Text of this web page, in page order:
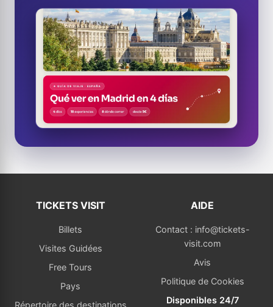
TICKETS VISIT
Billets
Visites Guidées
Free Tours
Pays
AIDE
Contact : info@tickets-
visit.com
Avis
Politique de Cookies
Disponibles 24/7